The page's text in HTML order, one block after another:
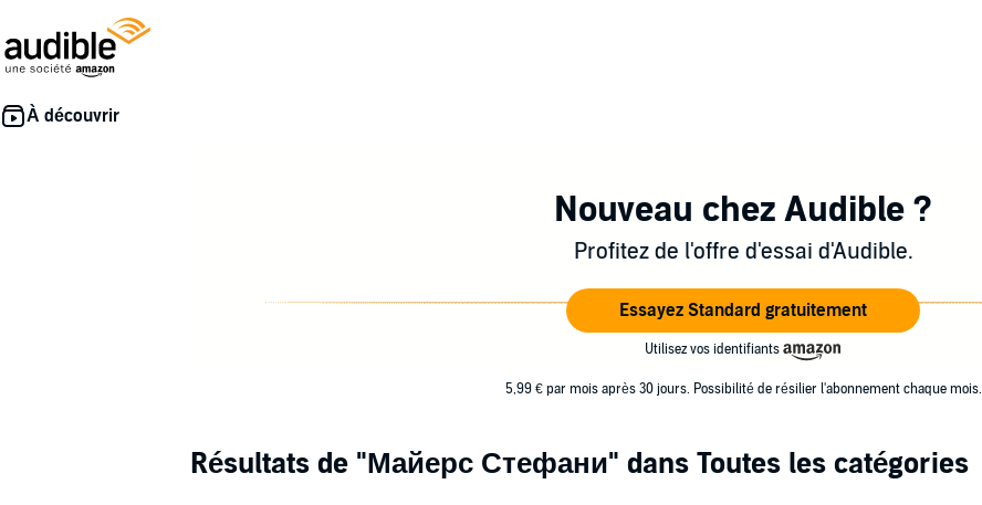
Nouveau chez Audible ?
Profitez de l'offre d'essai d'Audible.
Essayez Standard gratuitement
Utilisez vos identifiants
5,99 € par mois après 30 jours. Possibilité de résilier l'abonnement chaque mois.
Résultats de "Майерс Стефани" dans Toutes les catégories